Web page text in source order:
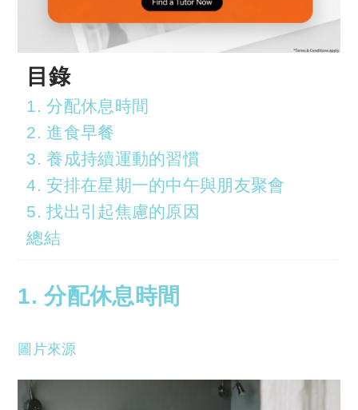
目錄
1. 分配休息時間
2. 進食早餐
3. 養成持續運動的習慣
4. 安排在星期一的中午與朋友聚會
5. 找出引起焦慮的原因
總結
1. 分配休息時間
圖片來源